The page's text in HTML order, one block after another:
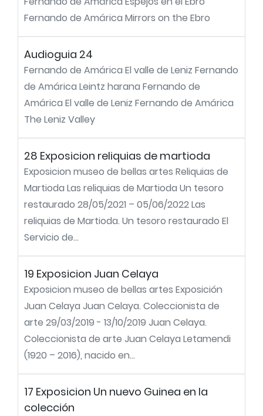
Fernando de Amárica Mirrors on the Ebro
Audioguia 24
Fernando de Amárica El valle de Leniz Fernando
de Amárica Leintz harana Fernando de
Amárica El valle de Leniz Fernando de Amárica
The Leniz Valley
28 Exposicion reliquias de martioda
Exposicion museo de bellas artes Reliquias de
Martioda Las reliquias de Martioda Un tesoro
restaurado 28/05/2021 – 05/06/2022 Las
reliquias de Martioda. Un tesoro restaurado El
Servicio de...
19 Exposicion Juan Celaya
Exposicion museo de bellas artes Exposición
Juan Celaya Juan Celaya. Coleccionista de
arte 29/03/2019 - 13/10/2019 Juan Celaya.
Coleccionista de arte Juan Celaya Letamendi
(1920 – 2016), nacido en...
17 Exposicion Un nuevo Guinea en la
colección